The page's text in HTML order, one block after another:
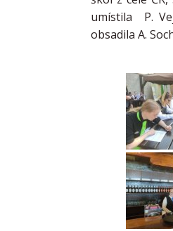
umístila P.
obsadila A.